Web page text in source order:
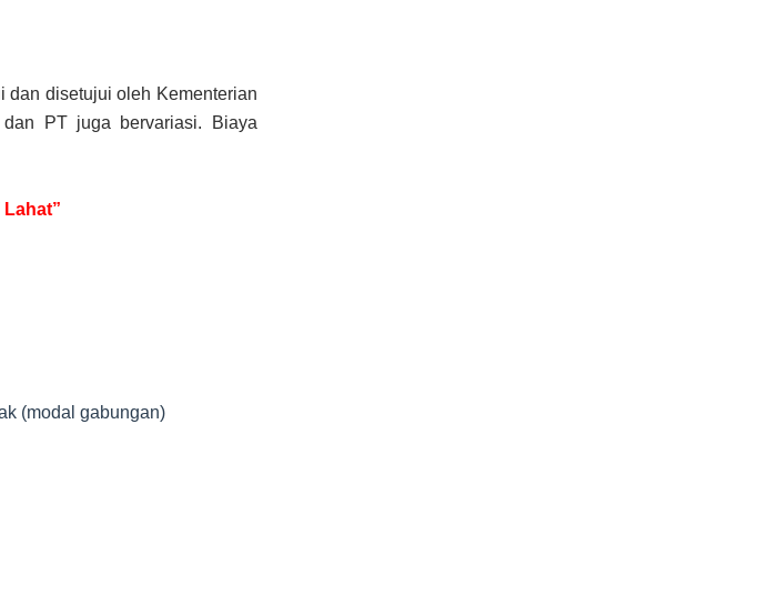
dan disetujui oleh Kementerian
PT juga bervariasi. Biaya
(modal gabungan)